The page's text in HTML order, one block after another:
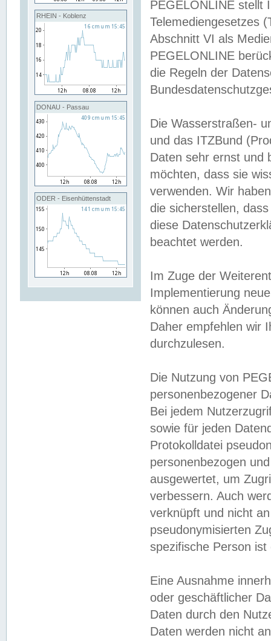
RHEIN - Koblenz
DONAU - Passau
ODER - Eisenhüttenstadt
PEGELONLINE stellt
Telemediengesetzes
Abschnitt VI als
PEGELONLINE
die Regeln der
Die Wasserstraßen-
und das ITZBund
Daten sehr ernst und
möchten, dass sie
verwenden. Wir
die sicherstellen,
diese
beachtet werden.
Im Zuge der
Implementierung
können auch
Daher empfehlen wir
durchzulesen.
Die Nutzung von
personenbezogener
Bei jedem
sowie für jeden
Protokolldatei
personenbezogen
ausgewertet, um
verbessern. Auch
verknüpft und nicht
pseudonymisierten
spezifische Person
Eine Ausnahme
oder geschäftlicher
Daten durch den
Daten werden nicht